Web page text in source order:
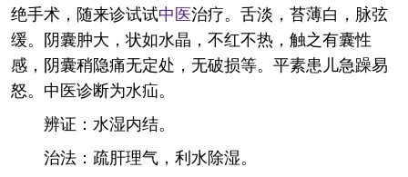
绝手术，随来诊试试中医治疗。舌淡，苔薄白，脉弦
缓。阴囊肿大，状如水晶，不红不热，触之有囊性
感，阴囊稍隐痛无定处，无破损等。平素患儿急躁易
怒。中医诊断为水疝。
辨证：水湿内结。
治法：疏肝理气，利水除湿。